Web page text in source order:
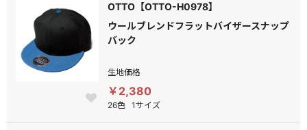
OTTO【OTTO-H0978】
ウールブレンドフラットバイザースナップ
バック
生地価格
￥2,380
26色 1サイズ